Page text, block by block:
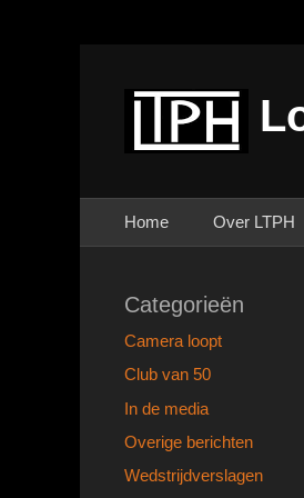
Primair menu
naar
Home Over LTPH
Categorieën
Camera loopt
Club van 50
In de media
Overige berichten
Wedstrijdverslagen